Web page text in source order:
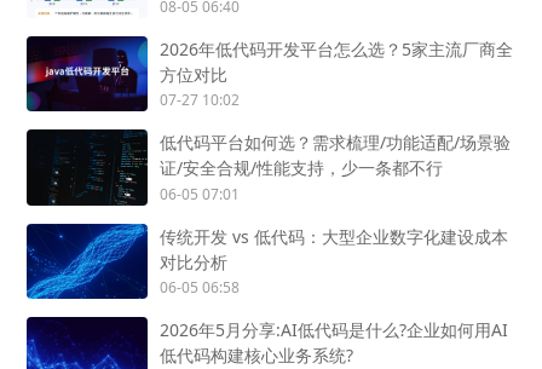
08-05 06:40
2026年低代码开发平台怎么选？5家主流厂商全
方位对比
07-27 10:02
低代码平台如何选？需求梳理/功能适配/场景验
证/安全合规/性能支持，少一条都不行
06-05 07:01
传统开发 vs 低代码：大型企业数字化建设成本
对比分析
06-05 06:58
2026年5月分享:AI低代码是什么?企业如何用AI
低代码构建核心业务系统?